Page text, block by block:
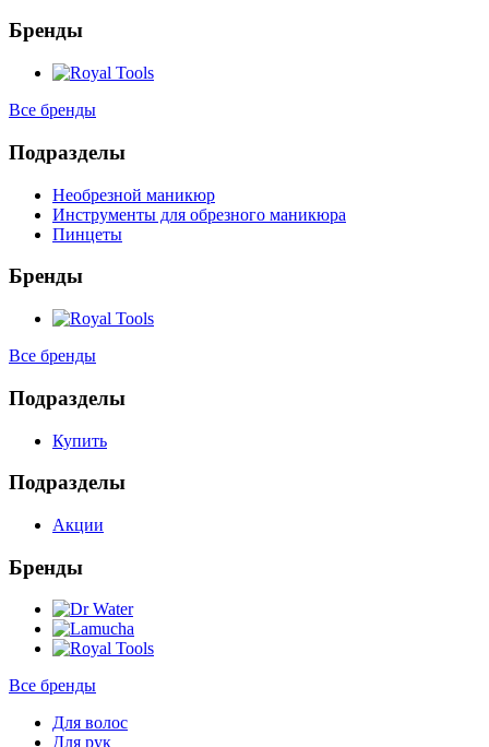
Бренды
Все бренды
Подразделы
Необрезной маникюр
Инструменты для обрезного маникюра
Пинцеты
Бренды
Все бренды
Подразделы
Купить
Подразделы
Акции
Бренды
Все бренды
Для волос
Для рук